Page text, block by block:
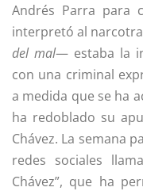
Andrés Parra para
interpretó al
del mal— estaba la
con una criminal
a medida que se ha
ha redoblado su
Chávez. La semana
redes sociales
Chávez”, que ha